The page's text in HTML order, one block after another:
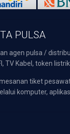
PULSA
agen pulsa /
TV Kabel, token
tiket
komputer,